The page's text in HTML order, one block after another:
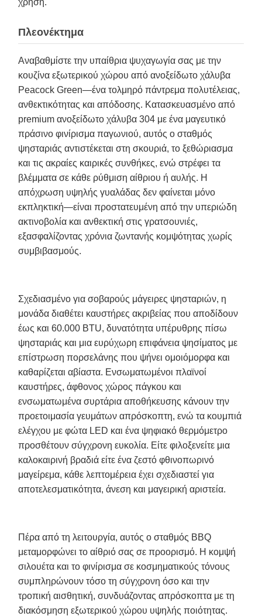
χρήση.
Πλεονέκτημα
Αναβαθμίστε την υπαίθρια ψυχαγωγία σας με την
κουζίνα εξωτερικού χώρου από ανοξείδωτο χάλυβα
Peacock Green—ένα τολμηρό πάντρεμα πολυτέλειας,
ανθεκτικότητας και απόδοσης. Κατασκευασμένο από
premium ανοξείδωτο χάλυβα 304 με ένα μαγευτικό
πράσινο φινίρισμα παγωνιού, αυτός ο σταθμός
ψησταριάς αντιστέκεται στη σκουριά, το ξεθώριασμα
και τις ακραίες καιρικές συνθήκες, ενώ στρέφει τα
βλέμματα σε κάθε ρύθμιση αίθριου ή αυλής. Η
απόχρωση υψηλής γυαλάδας δεν φαίνεται μόνο
εκπληκτική—είναι προστατευμένη από την υπεριώδη
ακτινοβολία και ανθεκτική στις γρατσουνιές,
εξασφαλίζοντας χρόνια ζωντανής κομψότητας χωρίς
συμβιβασμούς.
Σχεδιασμένο για σοβαρούς μάγειρες ψησταριών, η
μονάδα διαθέτει καυστήρες ακριβείας που αποδίδουν
έως και 60.000 BTU, δυνατότητα υπέρυθρης πίσω
ψησταριάς και μια ευρύχωρη επιφάνεια ψησίματος με
επίστρωση πορσελάνης που ψήνει ομοιόμορφα και
καθαρίζεται αβίαστα. Ενσωματωμένοι πλαϊνοί
καυστήρες, άφθονος χώρος πάγκου και
ενσωματωμένα συρτάρια αποθήκευσης κάνουν την
προετοιμασία γευμάτων απρόσκοπτη, ενώ τα κουμπιά
ελέγχου με φώτα LED και ένα ψηφιακό θερμόμετρο
προσθέτουν σύγχρονη ευκολία. Είτε φιλοξενείτε μια
καλοκαιρινή βραδιά είτε ένα ζεστό φθινοπωρινό
μαγείρεμα, κάθε λεπτομέρεια έχει σχεδιαστεί για
αποτελεσματικότητα, άνεση και μαγειρική αριστεία.
Πέρα από τη λειτουργία, αυτός ο σταθμός BBQ
μεταμορφώνει το αίθριό σας σε προορισμό. Η κομψή
σιλουέτα και το φινίρισμα σε κοσμηματικούς τόνους
συμπληρώνουν τόσο τη σύγχρονη όσο και την
τροπική αισθητική, συνδυάζοντας απρόσκοπτα με τη
διακόσμηση εξωτερικού χώρου υψηλής ποιότητας.